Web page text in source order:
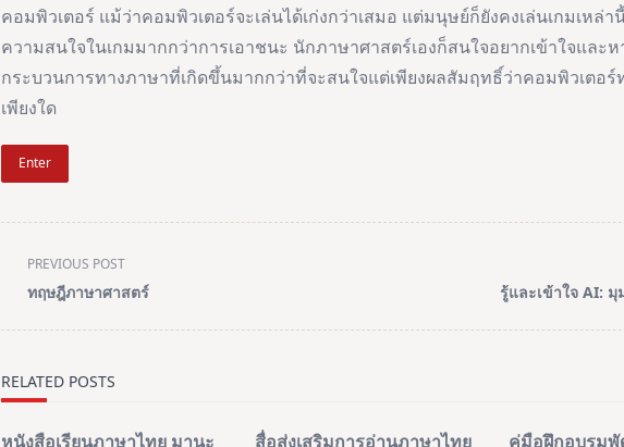
คอมพิวเตอร์ แม้ว่าคอมพิวเตอร์จะเล่นได้เก่งกว่าเสมอ แต่มนุษย์ก็ยังคงเล่นเกมเหล่า
ความสนใจในเกมมากกว่าการเอาชนะ นักภาษาศาสตร์เองก็สนใจอยากเข้าใจและ
กระบวนการทางภาษาที่เกิดขึ้นมากกว่าที่จะสนใจแต่เพียงผลสัมฤทธิ์ว่าคอมพิวเตอร์
เพียงใด
Enter
<span
class="nav-
screen-
text">Page</span>
PREVIOUS POST
ทฤษฎีภาษาศาสตร์ รู้และเข้าใจ AI:
RELATED POSTS
หนังสือเรียนภาษาไทย มานะ
สื่อส่งเสริมการอ่านภาษาไทย
คู่มือฝึกอบรม